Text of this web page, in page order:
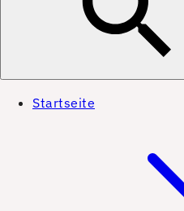
Startseite